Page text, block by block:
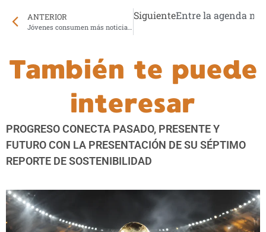
ANTERIOR
Jóvenes consumen más noticias en redes que en los medios
SiguienteEntre la agenda
También te puede
interesar
PROGRESO CONECTA PASADO, PRESENTE Y
FUTURO CON LA PRESENTACIÓN DE SU SÉPTIMO
REPORTE DE SOSTENIBILIDAD